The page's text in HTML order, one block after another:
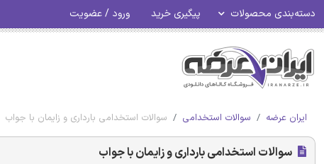
دسته‌بندی محصولات پیگیری خرید ورود / عضویت
ایران عرضه سوالات استخدامی سوالات استخدامی بارداری و زایمان با جواب
سوالات استخدامی بارداری و زایمان با جواب